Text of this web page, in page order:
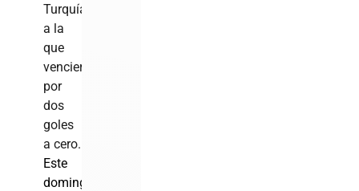
Turquía,
a la
que
vencieron
por
dos
goles
a cero.
Este
domingo